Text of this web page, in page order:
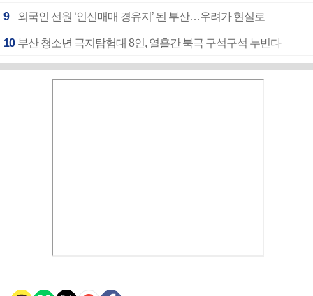
9 외국인 선원 ‘인신매매 경유지’ 된 부산…우려가 현실로
10 부산 청소년 극지탐험대 8인, 열흘간 북극 구석구석 누빈다